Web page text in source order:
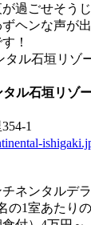
過ごせそう
ヘンな声が
！
ル石垣リゾ
354-1
ネンタルデ
の1室あたり